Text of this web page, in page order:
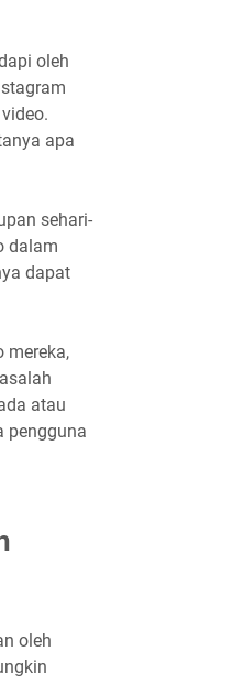
oleh
apa
sehari-
dalam
dapat
mereka,
atau
pengguna
oleh